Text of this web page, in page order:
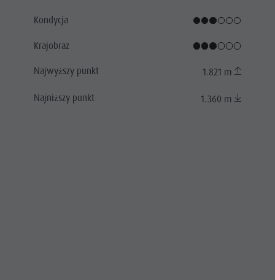
Kondycja
Krajobraz
Najwyższy punkt 1.821 m
Najniższy punkt 1.360 m